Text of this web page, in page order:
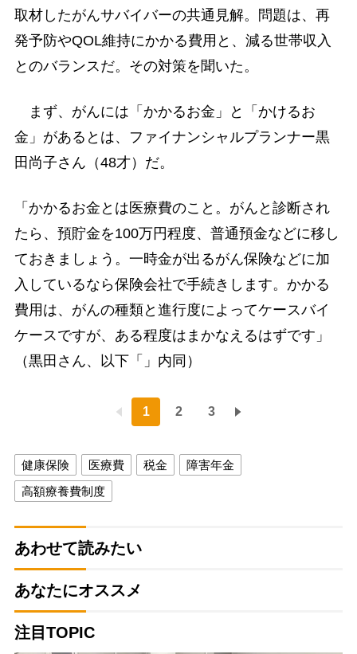
取材したがんサバイバーの共通見解。問題は、再
発予防やQOL維持にかかる費用と、減る世帯収入
とのバランスだ。その対策を聞いた。
まず、がんには「かかるお金」と「かけるお
金」があるとは、ファイナンシャルプランナー黒
田尚子さん（48才）だ。
「かかるお金とは医療費のこと。がんと診断され
たら、預貯金を100万円程度、普通預金などに移し
ておきましょう。一時金が出るがん保険などに加
入しているなら保険会社で手続きします。かかる
費用は、がんの種類と進行度によってケースバイ
ケースですが、ある程度はまかなえるはずです」
（黒田さん、以下「」内同）
1 2 3
健康保険 医療費 税金
障害年金
高額療養費制度
あわせて読みたい
あなたにオススメ
注目TOPIC